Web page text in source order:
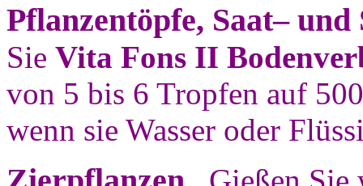
Pflanzentöpfe, Saat–
Sie Vita Fons II
von 5 bis 6 Tropfen auf
wenn sie Wasser oder